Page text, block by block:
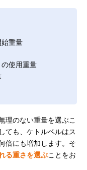
始重量
の使用重量
理のない重量を選ぶこ
ても、ケトルベルはス
倍にも増加します。そ
る重さを選ぶことをお